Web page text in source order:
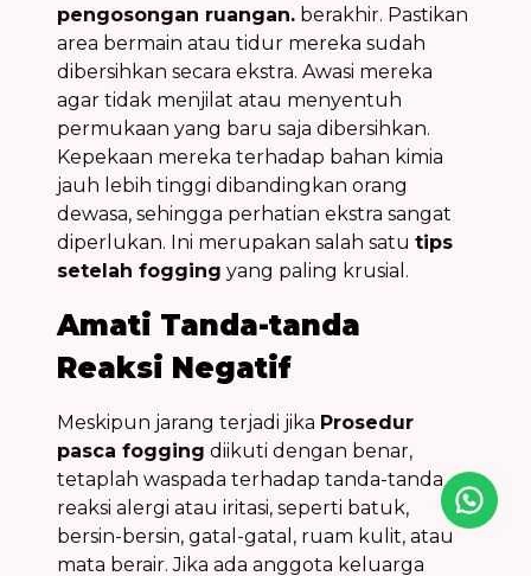
pengosongan ruangan. berakhir. Pastikan
area bermain atau tidur mereka sudah
dibersihkan secara ekstra. Awasi mereka
agar tidak menjilat atau menyentuh
permukaan yang baru saja dibersihkan.
Kepekaan mereka terhadap bahan kimia
jauh lebih tinggi dibandingkan orang
dewasa, sehingga perhatian ekstra sangat
diperlukan. Ini merupakan salah satu tips
setelah fogging yang paling krusial.
Amati Tanda-tanda
Reaksi Negatif
Meskipun jarang terjadi jika Prosedur
pasca fogging diikuti dengan benar,
tetaplah waspada terhadap tanda-tanda
reaksi alergi atau iritasi, seperti batuk,
bersin-bersin, gatal-gatal, ruam kulit, atau
mata berair. Jika ada anggota keluarga
Icon